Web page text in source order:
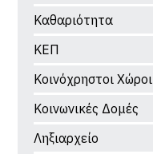
Καθαριότητα
ΚΕΠ
Κοινόχρηστοι Χώροι
Κοινωνικές Δομές
Ληξιαρχείο